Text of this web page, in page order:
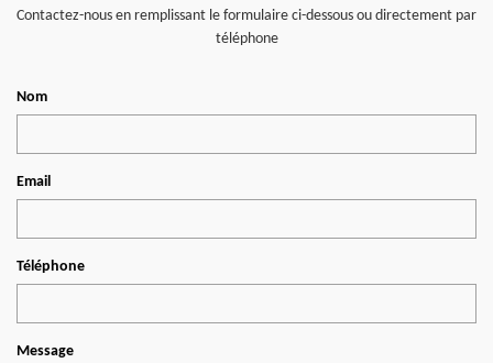
Contactez-nous en remplissant le formulaire ci-dessous ou directement par
téléphone
Nom
Email
Téléphone
Message